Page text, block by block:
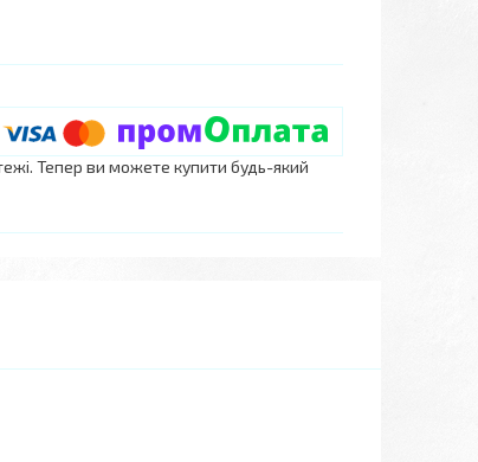
Тепер ви можете купити будь-який